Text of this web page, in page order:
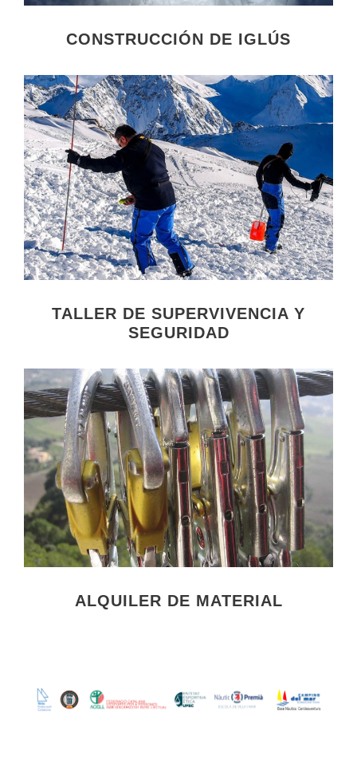
CONSTRUCCIÓN DE IGLÚS
TALLER DE SUPERVIVENCIA Y
SEGURIDAD
ALQUILER DE MATERIAL